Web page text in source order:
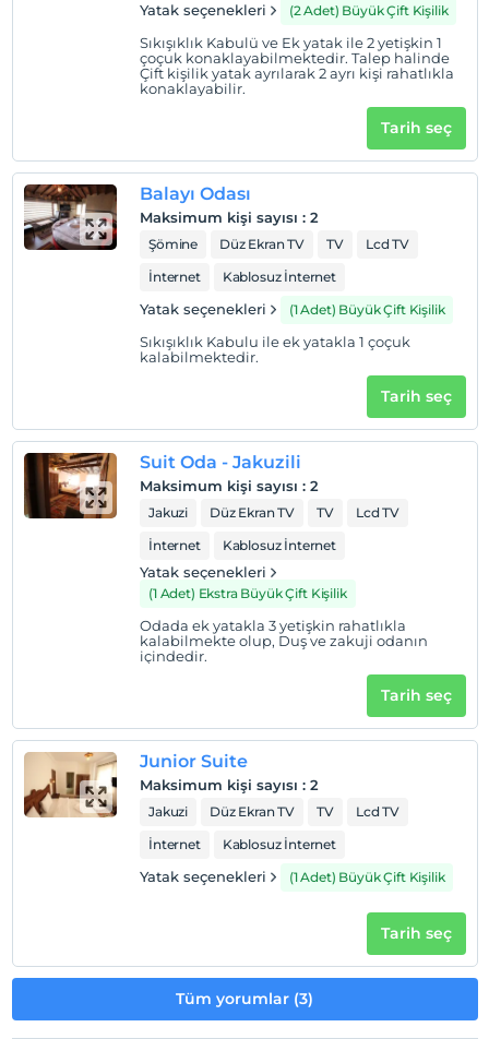
Odalarda sigara içilmez
2 yaşına kadar olan bebekler ücretsizdir.
Her bir oda için 9 yaşına kadar 1 çocuk ücretsizdir
Yatak seçenekleri (2 Adet) Büyük Çift Kişilik
Sıkışıklık Kabulü ve Ek yatak ile 2 yetişkin 1
çoçuk konaklayabilmektedir. Talep halinde
Çift kişilik yatak ayrılarak 2 ayrı kişi rahatlıkla
konaklayabilir.
Tarih seç
Balayı Odası
Maksimum kişi sayısı : 2
Şömine Düz Ekran TV TV
Lcd TV
İnternet
Kablosuz İnternet
Yatak seçenekleri (1 Adet) Büyük Çift Kişilik
Sıkışıklık Kabulu ile ek yatakla 1 çoçuk
kalabilmektedir.
Tarih seç
Suit Oda - Jakuzili
Maksimum kişi sayısı : 2
Jakuzi Düz Ekran TV TV
Lcd TV
İnternet
Kablosuz İnternet
Yatak seçenekleri
(1 Adet) Ekstra Büyük Çift Kişilik
Odada ek yatakla 3 yetişkin rahatlıkla
kalabilmekte olup, Duş ve zakuji odanın
içindedir.
Tarih seç
Junior Suite
Maksimum kişi sayısı : 2
Jakuzi Düz Ekran TV TV
Lcd TV
İnternet
Kablosuz İnternet
Yatak seçenekleri (1 Adet) Büyük Çift Kişilik
Tarih seç
Tüm yorumlar (3)